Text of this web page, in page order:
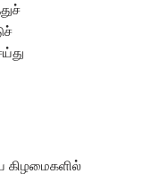
கிழமைகளில்